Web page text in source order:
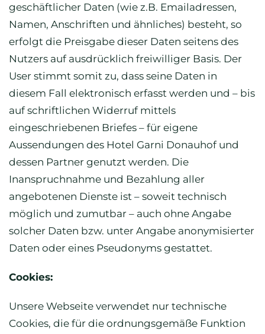
geschäftlicher Daten (wie z.B. Emailadressen,
Namen, Anschriften und ähnliches) besteht, so
erfolgt die Preisgabe dieser Daten seitens des
Nutzers auf ausdrücklich freiwilliger Basis. Der
User stimmt somit zu, dass seine Daten in
diesem Fall elektronisch erfasst werden und – bis
auf schriftlichen Widerruf mittels
eingeschriebenen Briefes – für eigene
Aussendungen des Hotel Garni Donauhof und
dessen Partner genutzt werden. Die
Inanspruchnahme und Bezahlung aller
angebotenen Dienste ist – soweit technisch
möglich und zumutbar – auch ohne Angabe
solcher Daten bzw. unter Angabe anonymisierter
Daten oder eines Pseudonyms gestattet.
Cookies:
Unsere Webseite verwendet nur technische
Cookies, die für die ordnungsgemäße Funktion